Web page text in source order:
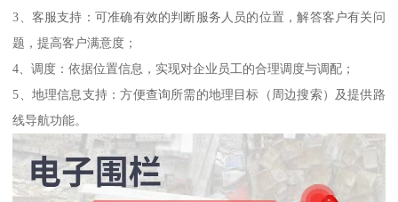
3、客服支持：可准确有效的判断服务人员的位置，解答客户有关问
题，提高客户满意度；
4、调度：依据位置信息，实现对企业员工的合理调度与调配；
5、地理信息支持：方便查询所需的地理目标（周边搜索）及提供路
线导航功能。